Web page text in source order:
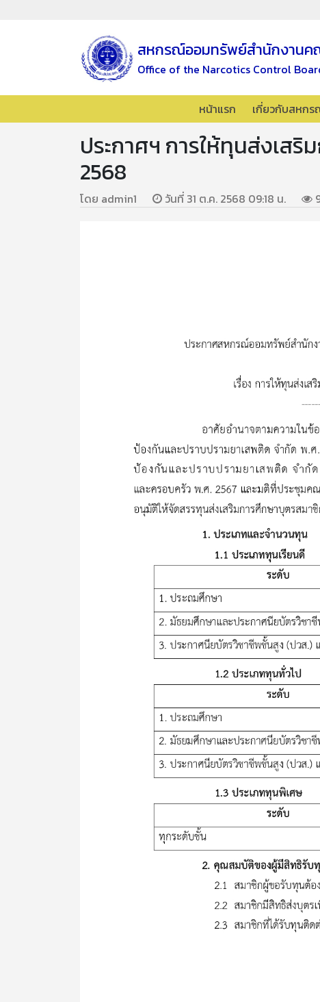
สหกรณ์ออมทรัพย์สำนักงานค
Office of the Narcotics Control
หน้าแรก เกี่ยวกับสหก
ประกาศฯ การให้ทุนส่งเส
2568
โดย admin1 วันที่ 31 ต.ค. 2568 09:18 น.